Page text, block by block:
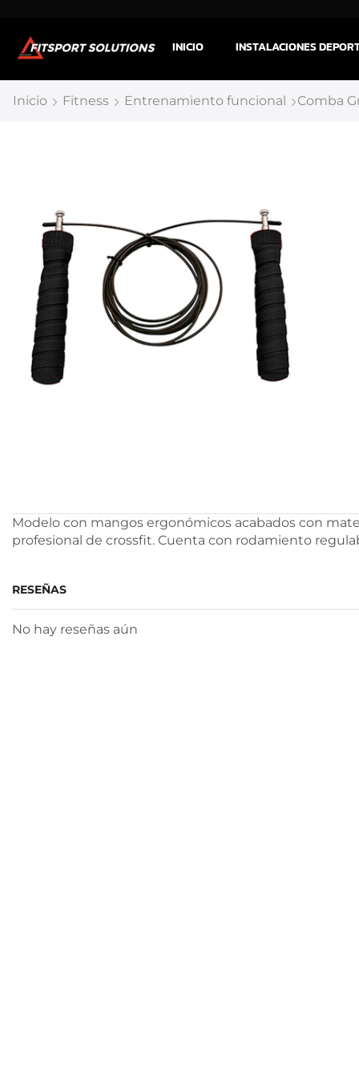
INICIO INSTALACIONES
Inicio Fitness Entrenamiento funcional Comba
Modelo con mangos ergonómicos acabados con
profesional de crossfit. Cuenta con rodamiento
RESEÑAS
No hay reseñas aún